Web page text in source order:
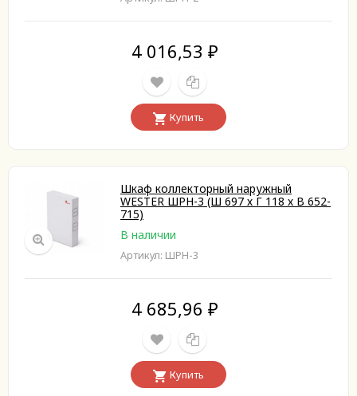
4 016,53 ₽
Купить
Шкаф коллекторный наружный
WESTER ШРН-3 (Ш 697 х Г 118 х В 652-
715)
В наличии
Артикул: ШРН-3
4 685,96 ₽
Купить